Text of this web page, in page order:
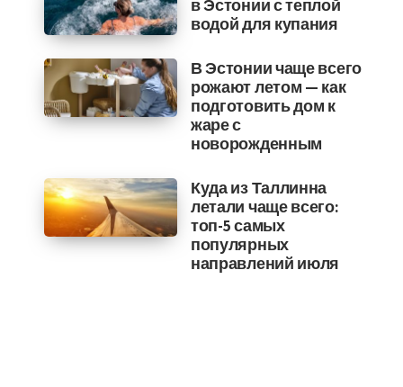
в Эстонии с теплой
водой для купания
В Эстонии чаще всего
рожают летом — как
подготовить дом к
жаре с
новорожденным
Куда из Таллинна
летали чаще всего:
топ-5 самых
популярных
направлений июля